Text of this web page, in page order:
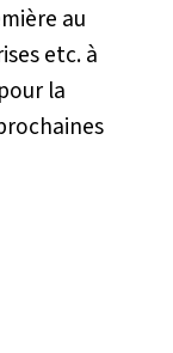
au
etc. à
la